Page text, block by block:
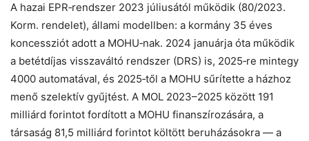
A hazai EPR‑rendszer 2023 júliusától működik (80/2023.
Korm. rendelet), állami modellben: a kormány 35 éves
koncessziót adott a MOHU‑nak. 2024 januárja óta működik
a betétdíjas visszaváltó rendszer (DRS) is, 2025‑re mintegy
4000 automatával, és 2025‑től a MOHU sűrítette a házhoz
menő szelektív gyűjtést. A MOL 2023–2025 között 191
milliárd forintot fordított a MOHU finanszírozására, a
társaság 81,5 milliárd forintot költött beruházásokra — a